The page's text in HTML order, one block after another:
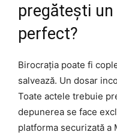
pregătești
perfect?
Birocrația poate fi
salvează. Un dosar
Toate actele trebuie
depunerea se face
platforma securizată a